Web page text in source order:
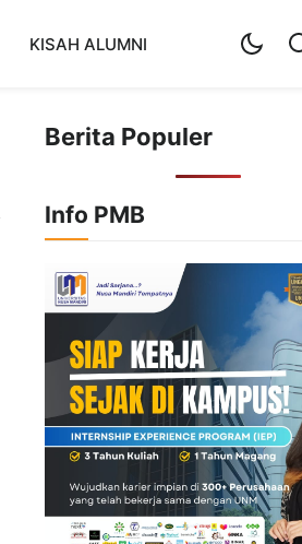
KISAH ALUMNI
Berita Populer
Info PMB